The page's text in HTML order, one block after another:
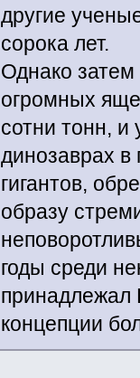
другие
сорока лет.
Однако
огромных
сотни тонн,
динозаврах в
гигантов,
образу
годы среди
принадлежал
концепции